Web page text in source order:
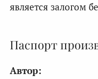
является залогом
Паспорт
Автор: